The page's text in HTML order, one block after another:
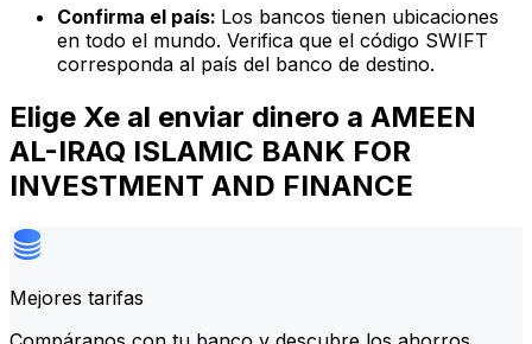
Confirma el país: Los bancos tienen ubicaciones
en todo el mundo. Verifica que el código SWIFT
corresponda al país del banco de destino.
Elige Xe al enviar dinero a AMEEN
AL-IRAQ ISLAMIC BANK FOR
INVESTMENT AND FINANCE
Mejores tarifas